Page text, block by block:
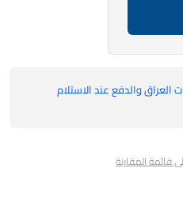
والدفع عند الاستلام
قائمة المقارنة